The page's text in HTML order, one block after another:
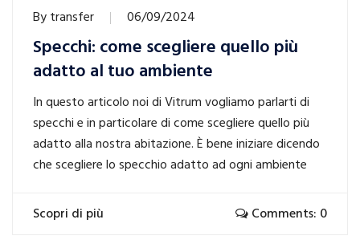
Bytransfer 06/09/2024
Specchi: come scegliere quello più
adatto al tuo ambiente
In questo articolo noi di Vitrum vogliamo parlarti di
specchi e in particolare di come scegliere quello più
adatto alla nostra abitazione. È bene iniziare dicendo
che scegliere lo specchio adatto ad ogni ambiente
Scopri di più Comments: 0